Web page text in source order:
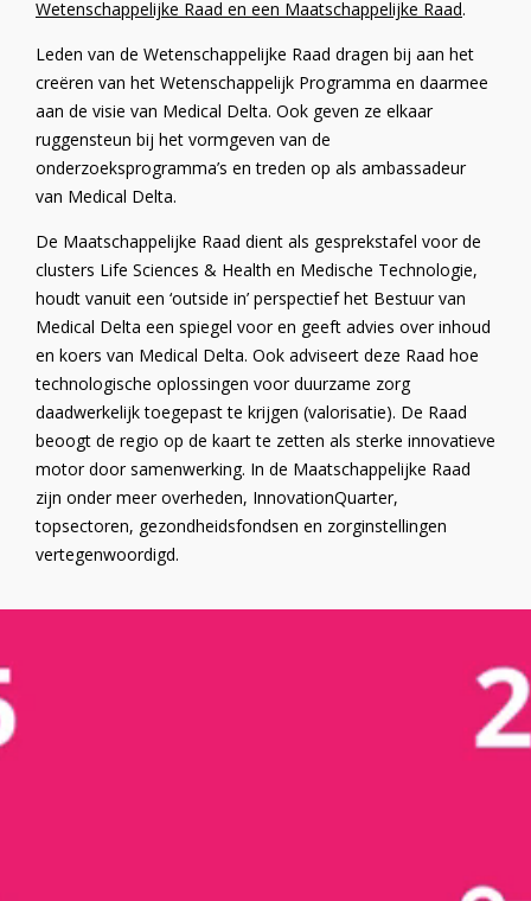
Wetenschappelijke Raad en een Maatschappelijke Raad.
Leden van de Wetenschappelijke Raad dragen bij aan het
creëren van het Wetenschappelijk Programma en daarmee
aan de visie van Medical Delta. Ook geven ze elkaar
ruggensteun bij het vormgeven van de
onderzoeksprogramma’s en treden op als ambassadeur
van Medical Delta.
De Maatschappelijke Raad dient als gesprekstafel voor de
clusters Life Sciences & Health en Medische Technologie,
houdt vanuit een ‘outside in’ perspectief het Bestuur van
Medical Delta een spiegel voor en geeft advies over inhoud
en koers van Medical Delta. Ook adviseert deze Raad hoe
technologische oplossingen voor duurzame zorg
daadwerkelijk toegepast te krijgen (valorisatie). De Raad
beoogt de regio op de kaart te zetten als sterke innovatieve
motor door samenwerking. In de Maatschappelijke Raad
zijn onder meer overheden, InnovationQuarter,
topsectoren, gezondheidsfondsen en zorginstellingen
vertegenwoordigd.